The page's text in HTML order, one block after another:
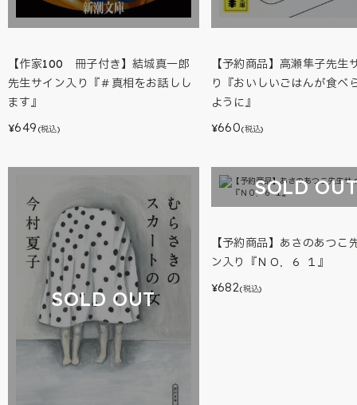
【作家100 冊子付き】結城真一郎
先生サイン入り『＃真相をお話しし
ます』
¥649 (税込)
【予約商品】高瀬隼子先生
り『おいしいごはんが食べ
ように』
¥660(税込)
SOLD OUT
SOLD
【予約商品】あさのあつこ
ン入り『ＮＯ．６ １』
¥682(税込)